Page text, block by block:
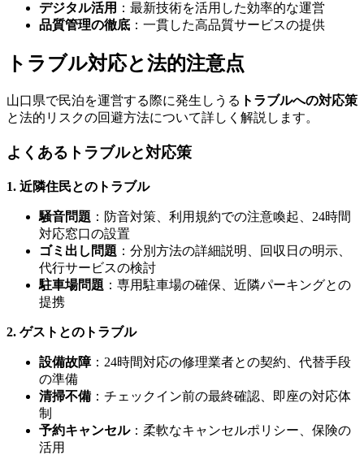
デジタル活用 ：最新技術を活用した効率的な運営
品質管理の徹底 ：一貫した高品質サービスの提供
トラブル対応と法的注意点
山口県で民泊を運営する際に発生しうる トラブルへの対応策
と法的リスクの回避方法について詳しく解説します。
よくあるトラブルと対応策
1. 近隣住民とのトラブル
騒音問題 ：防音対策、利用規約での注意喚起、24時間
対応窓口の設置
ゴミ出し問題 ：分別方法の詳細説明、回収日の明示、
代行サービスの検討
駐車場問題 ：専用駐車場の確保、近隣パーキングとの
提携
2. ゲストとのトラブル
設備故障：24時間対応の修理業者との契約、代替手段
の準備
清掃不備 ：チェックイン前の最終確認、即座の対応体
制
予約キャンセル：柔軟なキャンセルポリシー、保険の
活用